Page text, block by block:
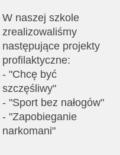
W naszej szkole
zrealizowaliśmy
następujące projekty
profilaktyczne:
- "Chcę być
szczęśliwy"
- "Sport bez nałogów"
- "Zapobieganie
narkomani"